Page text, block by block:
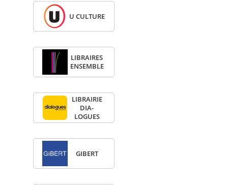
U CULTURE
LIBRAIRES
ENSEMBLE
LIBRAI­RIE
DIA­
LOGUES
GIBERT